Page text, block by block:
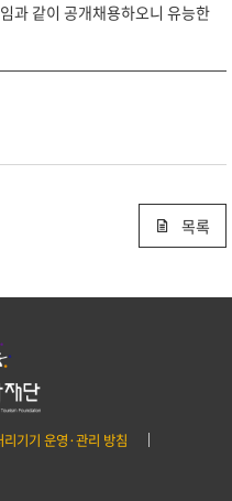
과 같이 공개채용하오니 유능한
목록
리기기 운영·관리 방침